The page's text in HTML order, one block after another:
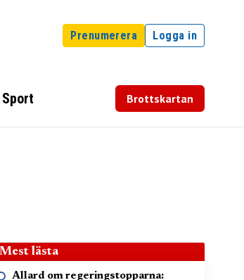
Prenumerera Logga in
Sport Brottskartan
Mest lästa
Allard om regeringstopparna: